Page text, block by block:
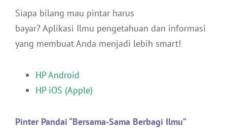
Siapa bilang mau pintar harus
bayar? Aplikasi Ilmu pengetahuan dan informasi
yang membuat Anda menjadi lebih smart!
HP Android
HP iOS (Apple)
Pinter Pandai “Bersama-Sama Berbagi Ilmu”